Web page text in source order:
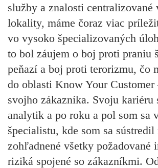
služby a znalosti centralizované
lokality, máme čoraz viac
vo vysoko špecializovaných
to bol záujem o boj proti praniu
peňazí a boj proti terorizmu, čo
do oblasti Know Your Customer
svojho zákazníka. Svoju kariéru
analytik a po roku a pol som sa
špecialistu, kde som sa
zohľadnené všetky požadované
riziká spojené so zákazníkmi.